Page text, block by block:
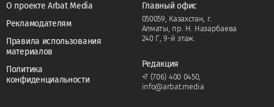
О проекте Arbat Media
Рекламодателям
Правила использования
материалов
Политика
конфиденциальности
Главный офис
050059, Казахстан, г.
Алматы, пр. Н. Назарбаева
240 Г, 9-й этаж.
Редакция
+7 (706) 400 0450,
info@arbat.media